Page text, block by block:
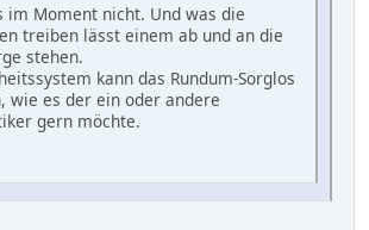
im Moment nicht. Und was die
treiben lässt einem ab und an die
stehen.
kann das Rundum-Sorglos
wie es der ein oder andere
gern möchte.